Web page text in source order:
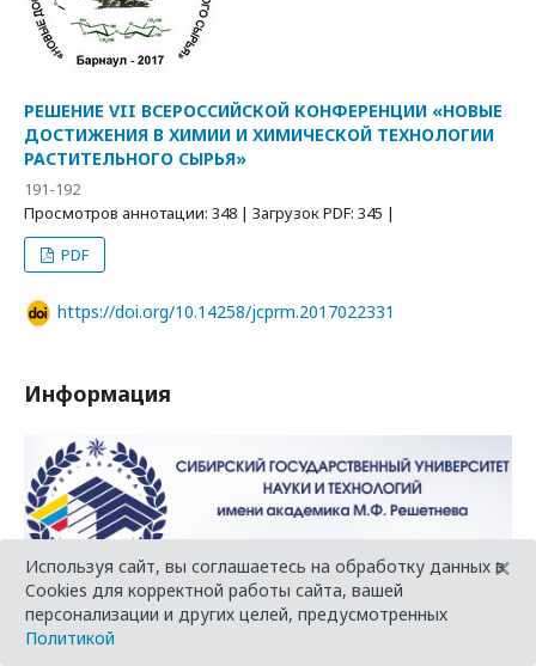
РЕШЕНИЕ VII ВСЕРОССИЙСКОЙ КОНФЕРЕНЦИИ «НОВЫЕ
ДОСТИЖЕНИЯ В ХИМИИ И ХИМИЧЕСКОЙ ТЕХНОЛОГИИ
РАСТИТЕЛЬНОГО СЫРЬЯ»
191-192
Просмотров аннотации: 348 | Загрузок PDF: 345 |
PDF
https://doi.org/10.14258/jcprm.2017022331
Информация
КРАТКИЙ ОБЗОР ДИССЕРТАЦИЙ, ЗАЩИЩЕННЫХ В
ДИССЕРТАЦИОННОМ СОВЕТЕ Д 212.253.05
Используя сайт, вы соглашаетесь на обработку данных в
Cookies для корректной работы сайта, вашей
персонализации и других целей, предусмотренных
Политикой
×